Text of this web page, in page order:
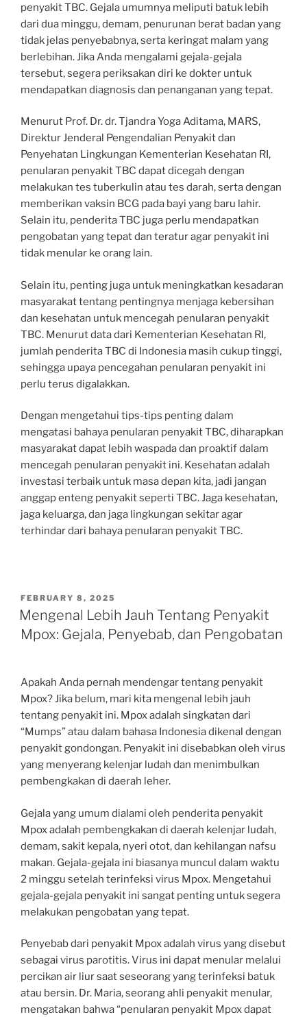
penyakit TBC. Gejala umumnya meliputi batuk lebih
dari dua minggu, demam, penurunan berat badan yang
tidak jelas penyebabnya, serta keringat malam yang
berlebihan. Jika Anda mengalami gejala-gejala
tersebut, segera periksakan diri ke dokter untuk
mendapatkan diagnosis dan penanganan yang tepat.
Menurut Prof. Dr. dr. Tjandra Yoga Aditama, MARS,
Direktur Jenderal Pengendalian Penyakit dan
Penyehatan Lingkungan Kementerian Kesehatan RI,
penularan penyakit TBC dapat dicegah dengan
melakukan tes tuberkulin atau tes darah, serta dengan
memberikan vaksin BCG pada bayi yang baru lahir.
Selain itu, penderita TBC juga perlu mendapatkan
pengobatan yang tepat dan teratur agar penyakit ini
tidak menular ke orang lain.
Selain itu, penting juga untuk meningkatkan kesadaran
masyarakat tentang pentingnya menjaga kebersihan
dan kesehatan untuk mencegah penularan penyakit
TBC. Menurut data dari Kementerian Kesehatan RI,
jumlah penderita TBC di Indonesia masih cukup tinggi,
sehingga upaya pencegahan penularan penyakit ini
perlu terus digalakkan.
Dengan mengetahui tips-tips penting dalam
mengatasi bahaya penularan penyakit TBC, diharapkan
masyarakat dapat lebih waspada dan proaktif dalam
mencegah penularan penyakit ini. Kesehatan adalah
investasi terbaik untuk masa depan kita, jadi jangan
anggap enteng penyakit seperti TBC. Jaga kesehatan,
jaga keluarga, dan jaga lingkungan sekitar agar
terhindar dari bahaya penularan penyakit TBC.
POSTED
ON
FEBRUARY 8, 2025
Mengenal Lebih Jauh Tentang Penyakit
Mpox: Gejala, Penyebab, dan Pengobatan
Apakah Anda pernah mendengar tentang penyakit
Mpox? Jika belum, mari kita mengenal lebih jauh
tentang penyakit ini. Mpox adalah singkatan dari
“Mumps” atau dalam bahasa Indonesia dikenal dengan
penyakit gondongan. Penyakit ini disebabkan oleh virus
yang menyerang kelenjar ludah dan menimbulkan
pembengkakan di daerah leher.
Gejala yang umum dialami oleh penderita penyakit
Mpox adalah pembengkakan di daerah kelenjar ludah,
demam, sakit kepala, nyeri otot, dan kehilangan nafsu
makan. Gejala-gejala ini biasanya muncul dalam waktu
2 minggu setelah terinfeksi virus Mpox. Mengetahui
gejala-gejala penyakit ini sangat penting untuk segera
melakukan pengobatan yang tepat.
Penyebab dari penyakit Mpox adalah virus yang disebut
sebagai virus parotitis. Virus ini dapat menular melalui
percikan air liur saat seseorang yang terinfeksi batuk
atau bersin. Dr. Maria, seorang ahli penyakit menular,
mengatakan bahwa “penularan penyakit Mpox dapat